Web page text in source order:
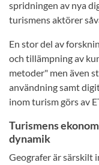
spridningen av nya
turismens aktörer
En stor del av
och tillämpning av
metoder" men även
användning samt
inom turism görs av
Turismens
dynamik
Geografer är särskilt